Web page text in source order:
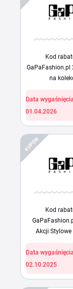
Kod
GaPaFashion.pl
na
Data wygaśnięcia
01.04.2026
KUPÓN
Kod
Akcji
Data wygaśnięcia
02.10.2025